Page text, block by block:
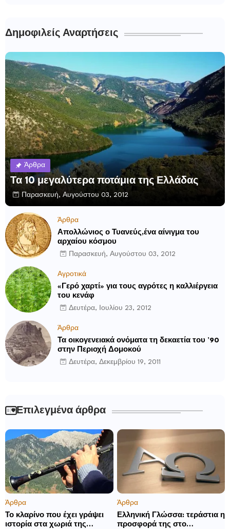
Δημοφιλείς Αναρτήσεις
Άρθρα
Τα 10 μεγαλύτερα ποτάμια της Ελλάδας
Παρασκευή, Αυγούστου 03, 2012
Άρθρα
Απολλώνιος ο Τυανεύς,ένα αίνιγμα του
αρχαίου κόσμου
Παρασκευή, Αυγούστου 03, 2012
Αγροτικά
«Γερό χαρτί» για τους αγρότες η καλλιέργεια
του κενάφ
Δευτέρα, Ιουλίου 23, 2012
Άρθρα
Τα οικογενειακά ονόματα τη δεκαετία του ’90
στην Περιοχή Δομοκού
Δευτέρα, Δεκεμβρίου 19, 2011
Επιλεγμένα άρθρα
Άρθρα
Το κλαρίνο που έχει γράψει
ιστορία στα χωριά της
Άρθρα
Ελληνική Γλώσσα: τεράστια η
προσφορά της στο